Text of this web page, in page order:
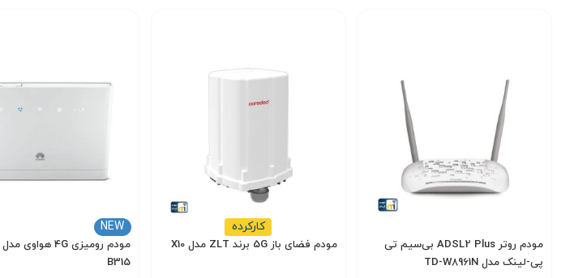
مودم روتر ADSL2 Plus بی‌سیم تی
پی-لینک مدل TD-W8961N
کارکرده
مودم فضای باز 5G برند ZLT مدل X10
NEW
B315